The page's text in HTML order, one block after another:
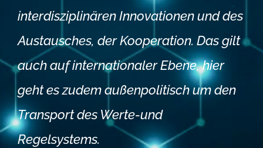
interdisziplinären Innovationen und des
Austausches, der Kooperation. Das gilt
auch auf internationaler Ebene, hier
geht es zudem außenpolitisch um den
Transport des Werte-und
Regelsystems.